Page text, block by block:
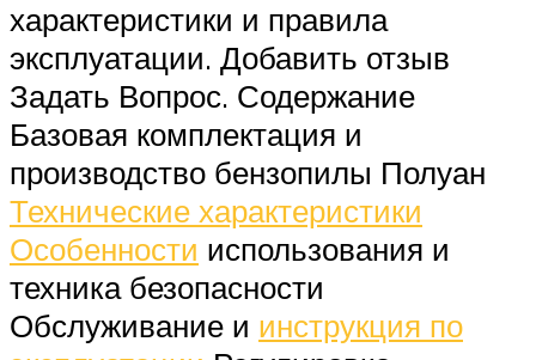
характеристики и правила
эксплуатации. Добавить отзыв
Задать Вопрос. Содержание
Базовая комплектация и
производство бензопилы Полуан
Технические характеристики
Особенности использования и
техника безопасности
Обслуживание и инструкция по